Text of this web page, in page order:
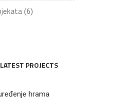
(6)
PROJECTS
hrama